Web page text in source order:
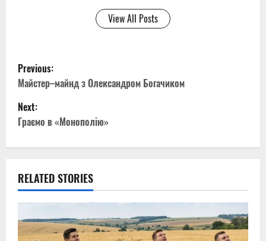
View All Posts
P
o
s
a
v
Previous:
Майстер–майнд з Олександром Богачиком
Next:
Граємо в «Монополію»
RELATED STORIES